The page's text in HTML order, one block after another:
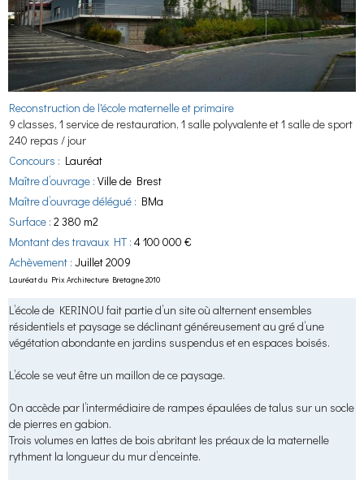
Reconstruction de l'école maternelle et primaire
9 classes, 1 service de restauration, 1 salle polyvalente et 1 salle de sport
240 repas / jour
Concours : Lauréat
Maître d’ouvrage : Ville de Brest
Maître d’ouvrage délégué : BMa
Surface : 2 380 m2
Montant des travaux HT : 4 100 000 €
Achèvement : Juillet 2009
Lauréat du Prix Architecture Bretagne 2010
L’école de KERINOU fait partie d’un site où alternent ensembles
résidentiels et paysage se déclinant généreusement au gré d’une
végétation abondante en jardins suspendus et en espaces boisés.
L’école se veut être un maillon de ce paysage.
On accède par l’intermédiaire de rampes épaulées de talus sur un socle
de pierres en gabion.
Trois volumes en lattes de bois abritant les préaux de la maternelle
rythment la longueur du mur d’enceinte.